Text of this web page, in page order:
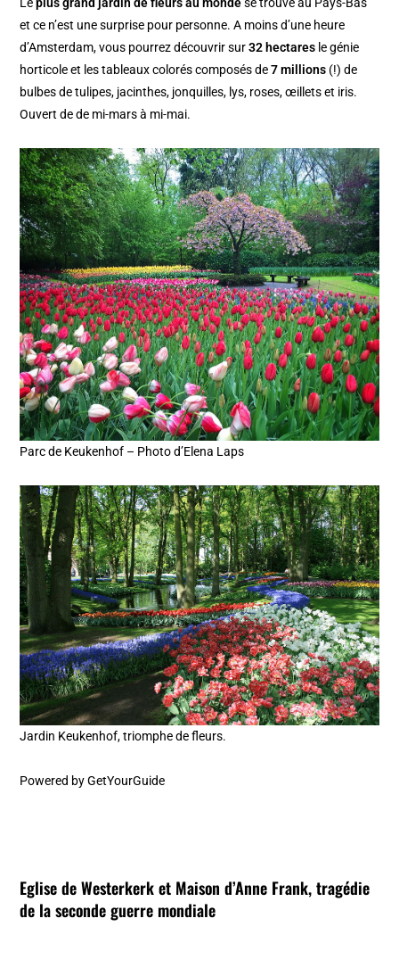
et ce n’est une surprise pour personne. A moins d’une heure
d’Amsterdam, vous pourrez découvrir sur32 hectares le génie
horticole et les tableaux colorés composés de7 millions (!) de
bulbes de tulipes, jacinthes, jonquilles, lys, roses, œillets et iris.
Ouvert de de mi-mars à mi-mai.
Parc de Keukenhof – Photo d’Elena Laps
Jardin Keukenhof, triomphe de fleurs.
Powered byGetYourGuide
Eglise de Westerkerket Maison d’Anne Frank, tragédie
de la seconde guerre mondiale